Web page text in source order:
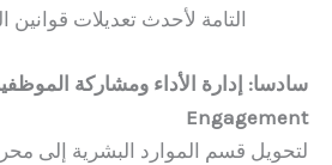
التامة لأحدث تعديلات قوانين
Engagement
لتحويل قسم الموارد البشرية إلى